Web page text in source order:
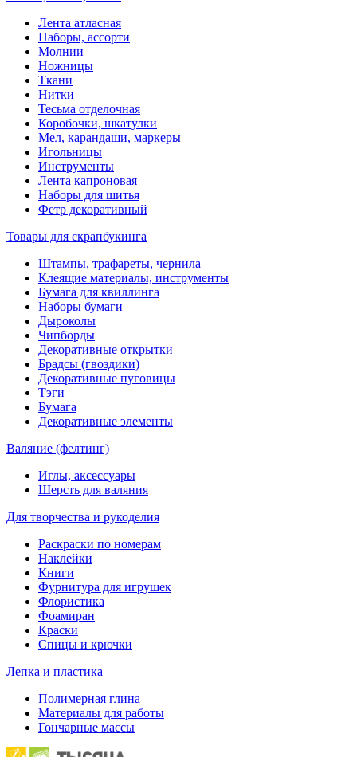
Лента атласная
Наборы, ассорти
Молнии
Ножницы
Ткани
Нитки
Тесьма отделочная
Коробочки, шкатулки
Мел, карандаши, маркеры
Игольницы
Инструменты
Лента капроновая
Наборы для шитья
Фетр декоративный
Товары для скрапбукинга
Штампы, трафареты, чернила
Клеящие материалы, инструменты
Бумага для квиллинга
Наборы бумаги
Дыроколы
Чипборды
Декоративные открытки
Брадсы (гвоздики)
Декоративные пуговицы
Тэги
Бумага
Декоративные элементы
Валяние (фелтинг)
Иглы, аксессуары
Шерсть для валяния
Для творчества и рукоделия
Раскраски по номерам
Наклейки
Книги
Фурнитура для игрушек
Флористика
Фоамиран
Краски
Спицы и крючки
Лепка и пластика
Полимерная глина
Материалы для работы
Гончарные массы